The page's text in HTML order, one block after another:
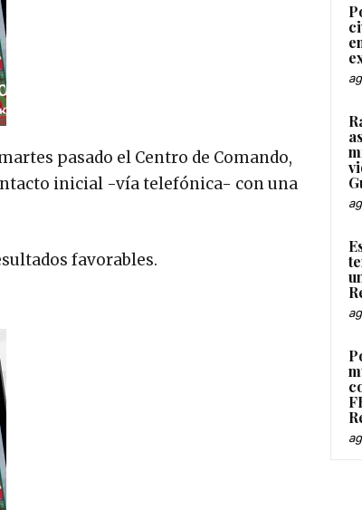
pasado el Centro de Comando,
inicial -vía telefónica- con una
favorables.